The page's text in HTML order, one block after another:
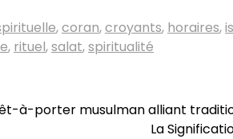
,coran,croyants, horaires,
, rituel,salat,spiritualité
à-porter musulman alliant
La